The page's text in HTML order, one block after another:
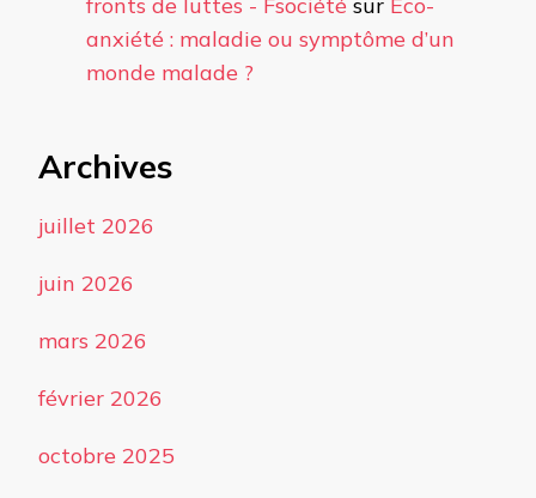
anxiété : maladie ou symptôme d’un
monde malade ?
Archives
juillet 2026
juin 2026
mars 2026
février 2026
octobre 2025